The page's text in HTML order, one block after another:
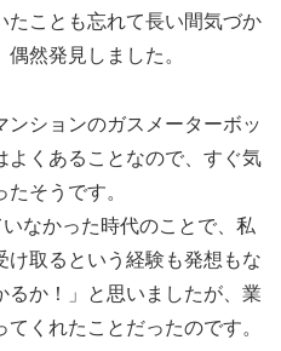
たことも忘れて長い間気づか
然発見しました。
ションのガスメーターボッ
よくあることなので、すぐ気
そうです。
なかった時代のことで、私
け取るという経験も発想もな
か！」と思いましたが、業
くれたことだったのです。